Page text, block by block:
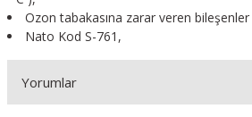
Ozon tabakasına zarar veren
Nato Kod S-761,
Yorumlar